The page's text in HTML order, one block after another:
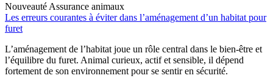
Nouveauté Assurance animaux
Les erreurs courantes à éviter dans l’aménagement d’un habitat pour
furet
L’aménagement de l’habitat joue un rôle central dans le bien-être et
l’équilibre du furet. Animal curieux, actif et sensible, il dépend
fortement de son environnement pour se sentir en sécurité.